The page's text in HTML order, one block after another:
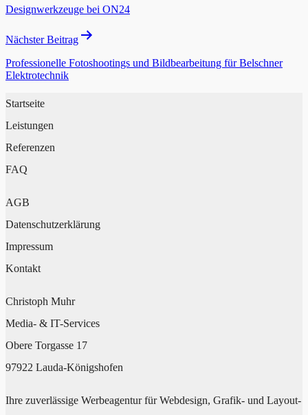
Designwerkzeuge bei ON24
Nächster Beitrag
Professionelle Fotoshootings und Bildbearbeitung für Belschner
Elektrotechnik
Startseite
Leistungen
Referenzen
FAQ
AGB
Datenschutzerklärung
Impressum
Kontakt
Christoph Muhr
Media- & IT-Services
Obere Torgasse 17
97922 Lauda-Königshofen
Ihre zuverlässige Werbeagentur für Webdesign, Grafik- und Layout-